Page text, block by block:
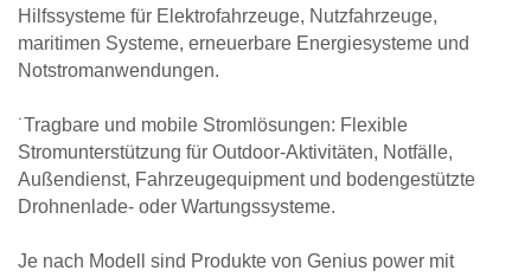
Hilfssysteme für Elektrofahrzeuge, Nutzfahrzeuge,
maritimen Systeme, erneuerbare Energiesysteme und
Notstromanwendungen.
˙Tragbare und mobile Stromlösungen: Flexible
Stromunterstützung für Outdoor-Aktivitäten, Notfälle,
Außendienst, Fahrzeugequipment und bodengestützte
Drohnenlade- oder Wartungssysteme.
Je nach Modell sind Produkte von Genius power mit